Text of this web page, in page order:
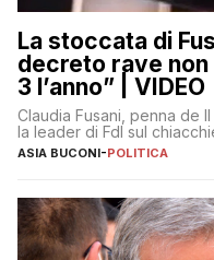
La stoccata di
decreto rave
3 l’anno” | VIDEO
Claudia Fusani, penna de
la leader di FdI sul
ASIA BUCONI-POLITICA